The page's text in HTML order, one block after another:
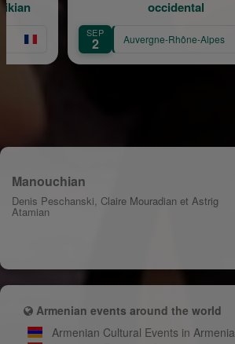
Auvergne-Rhône-Alpes 15
Manouchian
Denis Peschanski, Claire Mouradian et Astrig
Atamian
Armenian events around the world
Armenian Cultural Events in Armenia